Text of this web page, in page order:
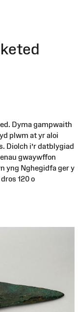
Dyma gampwaith
plwm at yr aloi
Diolch i’r datblygiad
gwaywffon
yng Nghegidfa ger y
120 o